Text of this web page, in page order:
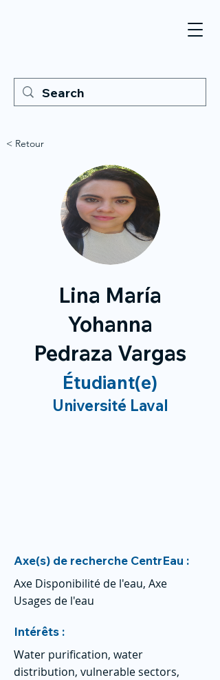
< Retour
Lina María
Yohanna
Pedraza Vargas
Étudiant(e)
Université Laval
Axe(s) de recherche CentrEau :
Axe Disponibilité de l'eau, Axe
Usages de l'eau
Intérêts :
Water purification, water
distribution, vulnerable sectors,